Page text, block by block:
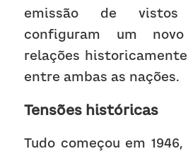
emissão de
configuram um
relações
entre ambas as nações.
Tensões históricas
Tudo começou em